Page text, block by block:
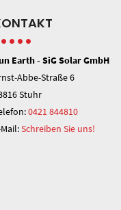
Earth - SiG Solar GmbH
Abbe-Straße 6
Stuhr
0421 844810
Schreiben Sie uns!